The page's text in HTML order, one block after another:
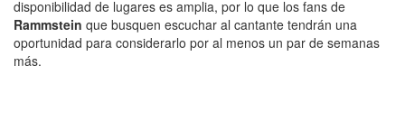
disponibilidad de lugares es amplia, por lo que los fans de
Rammstein que busquen escuchar al cantante tendrán una
oportunidad para considerarlo por al menos un par de semanas
más.